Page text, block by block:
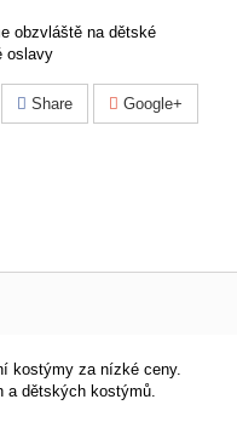
obzvláště na dětské
oslavy
Share Google+
kostýmy za nízké ceny.
a dětských kostýmů.